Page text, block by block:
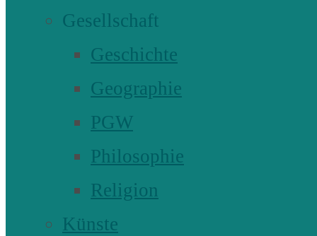
Gesellschaft
Geschichte
Geographie
PGW
Philosophie
Religion
Künste